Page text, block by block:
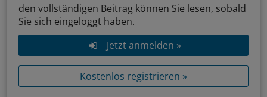
den vollständigen Beitrag können Sie lesen, sobald
Sie sich eingeloggt haben.
Jetzt anmelden »
Kostenlos registrieren »